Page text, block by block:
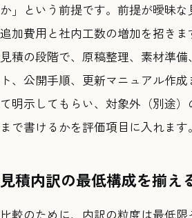
か」という前提です。前提が曖昧な
追加費用と社内工数の増加を招きま
見積の段階で、原稿整理、素材準備
ト、公開手順、更新マニュアル作
て明示してもらい、対象外（別途
まで書けるかを評価項目に入れます。
見積内訳の最低構成を揃え
比較のために、内訳の粒度は最低